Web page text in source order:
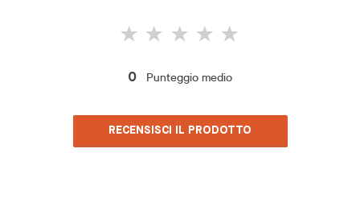
0 Punteggio medio
RECENSISCI IL PRODOTTO